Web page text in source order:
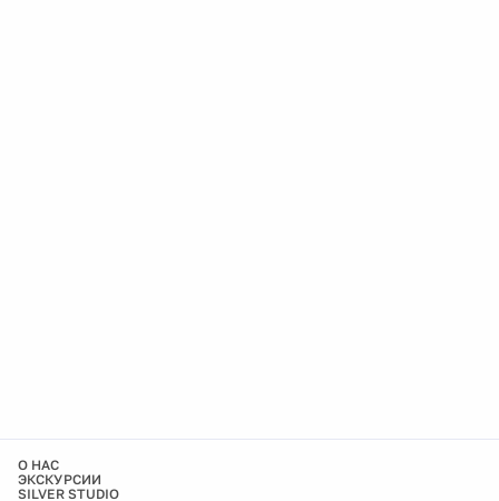
О НАС
ЭКСКУРСИИ
SILVER STUDIO